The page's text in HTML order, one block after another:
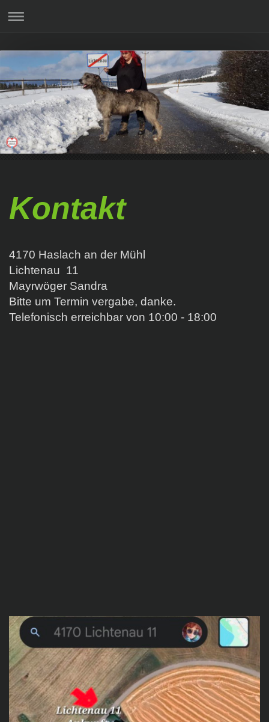
Kontakt
4170 Haslach an der Mühl
Lichtenau 11
Mayrwöger Sandra
Bitte um Termin vergabe, danke.
Telefonisch erreichbar von 10:00 - 18:00